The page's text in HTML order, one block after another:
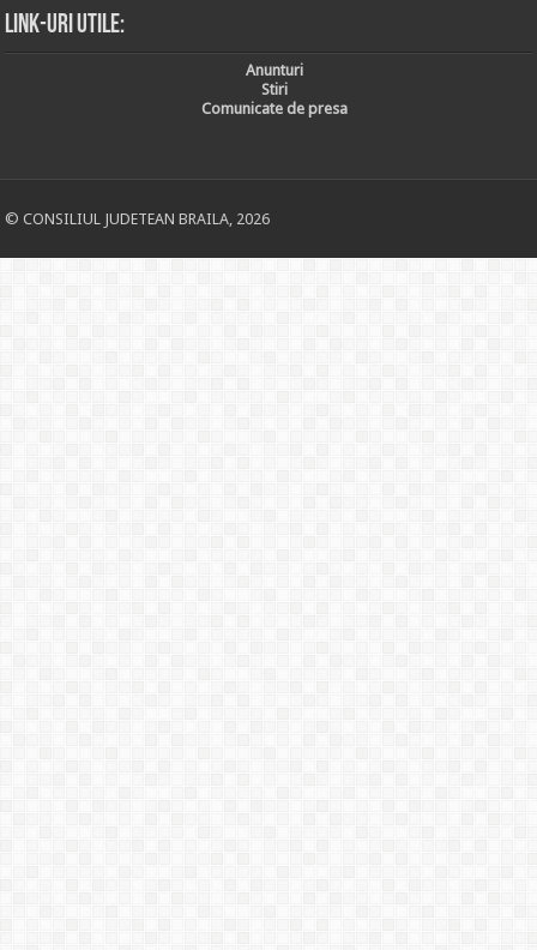
Link-uri utile:
Anunturi
Stiri
Comunicate de presa
© CONSILIUL JUDETEAN BRAILA, 2026